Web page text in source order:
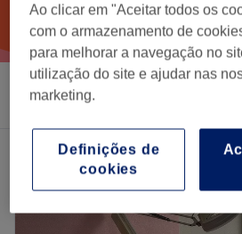
Ordenar por
Um centro que oferece:limpeza facial
Ao clicar em "Aceitar todos os
com o armazenamento de
para melhorar a navegação no
utilização do site e ajudar nas
marketing.
Definições de
cookies